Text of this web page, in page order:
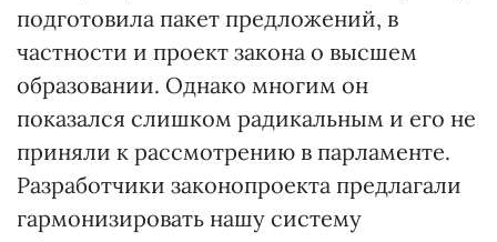
подготовила пакет предложений, в
частности и проект закона о высшем
образовании. Однако многим он
показался слишком радикальным и его не
приняли к рассмотрению в парламенте.
Разработчики законопроекта предлагали
гармонизировать нашу систему